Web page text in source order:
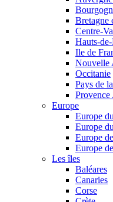
Bretagne
Centre-
Hauts-
Ile de
Nouvelle
Occitanie
Pays de
Europe
Europe
Europe
Europe
Europe
Les îles
Baléares
Canaries
Corse